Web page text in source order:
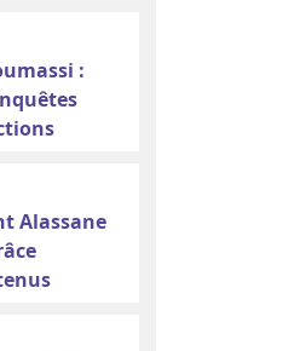
:
Alassane